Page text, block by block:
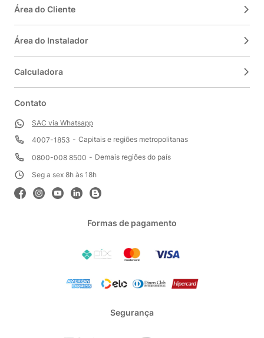
Área do Cliente
Área do Instalador
Calculadora
Contato
SAC via Whatsapp
4007-1853
Capitais e regiões metropolitanas
0800-008 8500
Demais regiões do país
Seg a sex 8h às 18h
Formas de pagamento
Segurança